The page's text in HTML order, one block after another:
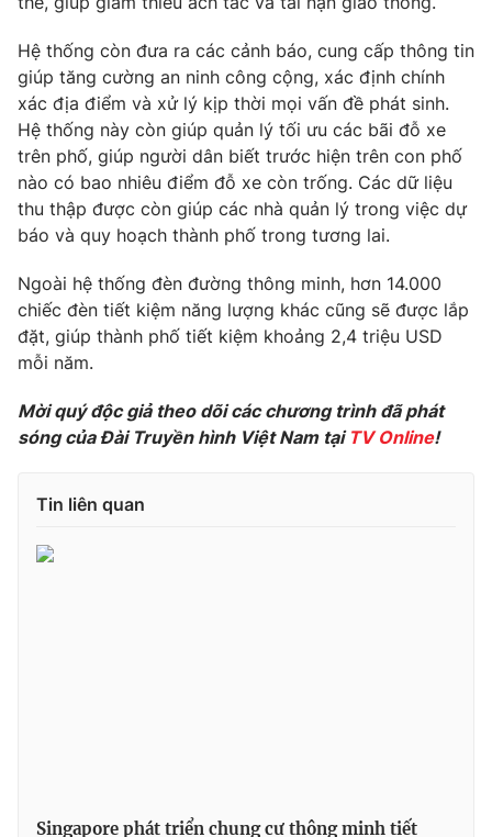
VTV Money VTV Thể thao
VTV Sức khoẻ Bất động sản
Thị trường 24h Tấm lòng Việt
VTV4 Vươn mình bằng AI
VTV9 VTV8
Liên hệ tòa soạn English
THỜI BÁO VTV
Theo dõi báo trên
Tổng đài VTV: 024.38 355 931 - 024.38 355 932
Hệ thống còn đưa ra các cảnh báo, cung cấp thông tin
giúp tăng cường an ninh công cộng, xác định chính
xác địa điểm và xử lý kịp thời mọi vấn đề phát sinh.
Hệ thống này còn giúp quản lý tối ưu các bãi đỗ xe
trên phố, giúp người dân biết trước hiện trên con phố
nào có bao nhiêu điểm đỗ xe còn trống. Các dữ liệu
thu thập được còn giúp các nhà quản lý trong việc dự
báo và quy hoạch thành phố trong tương lai.
Ngoài hệ thống đèn đường thông minh, hơn 14.000
chiếc đèn tiết kiệm năng lượng khác cũng sẽ được lắp
đặt, giúp thành phố tiết kiệm khoảng 2,4 triệu USD
mỗi năm.
Mời quý độc giả theo dõi các chương trình đã phát
sóng của Đài Truyền hình Việt Nam tại TV Online!
Tin liên quan
Singapore phát triển chung cư thông minh tiết